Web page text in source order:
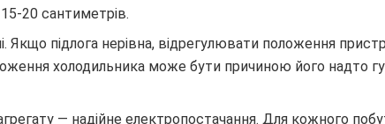
20 сантиметрів.
Якщо підлога нерівна, відрегулювати положення
холодильника може бути причиною його надто
— надійне електропостачання. Для кожного